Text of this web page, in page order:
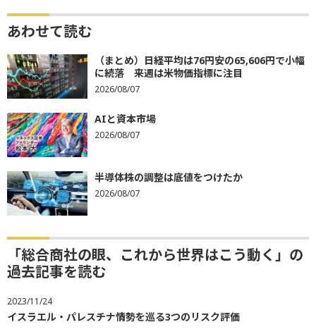
あわせて読む
（まとめ）日経平均は76円安の65,606円で小幅
に続落 来週は米物価指標に注目
2026/08/07
AIと資本市場
2026/08/07
半導体株の調整は底値をつけたか
2026/08/07
「総合商社の眼、これから世界はこう動く」の
過去記事を読む
2023/11/24
イスラエル・パレスチナ情勢を巡る3つのリスク評価